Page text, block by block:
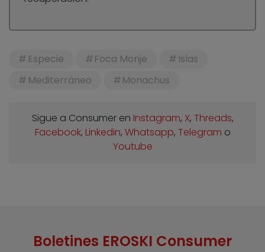
Especie Foca Monje
Islas
Mediterráneo
Monachus
Sigue a Consumer en Instagram, X, Threads,
Facebook, Linkedin, Whatsapp, Telegram o
Youtube
Boletines EROSKI Consumer